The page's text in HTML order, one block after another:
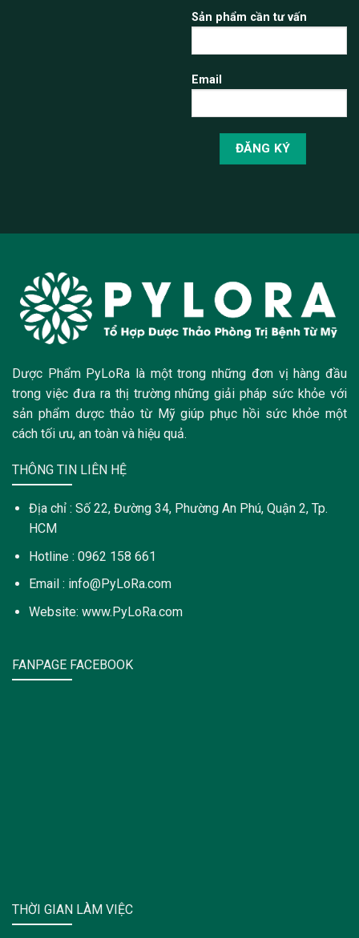
Sản phẩm cần tư vấn
Email
Dược Phẩm PyLoRa là một trong những đơn vị hàng đầu
trong việc đưa ra thị trường những giải pháp sức khỏe với
sản phẩm dược thảo từ Mỹ giúp phục hồi sức khỏe một
cách tối ưu, an toàn và hiệu quả.
THÔNG TIN LIÊN HỆ
Địa chỉ : Số 22, Đường 34, Phường An Phú, Quận 2, Tp.
HCM
Hotline : 0962 158 661
Email : info@PyLoRa.com
Website: www.PyLoRa.com
FANPAGE FACEBOOK
THỜI GIAN LÀM VIỆC